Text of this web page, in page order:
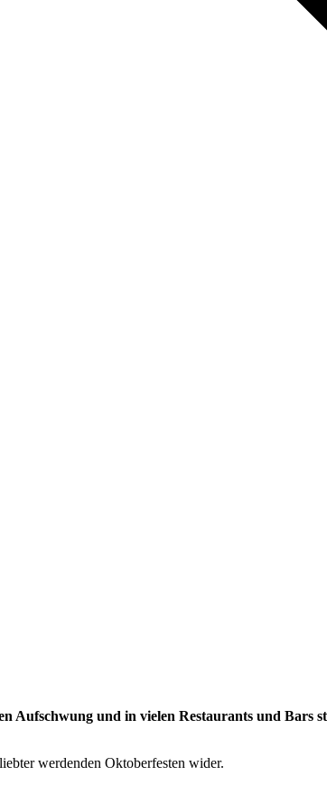
Aufschwung und in vielen Restaurants und Bars
werdenden Oktoberfesten wider.